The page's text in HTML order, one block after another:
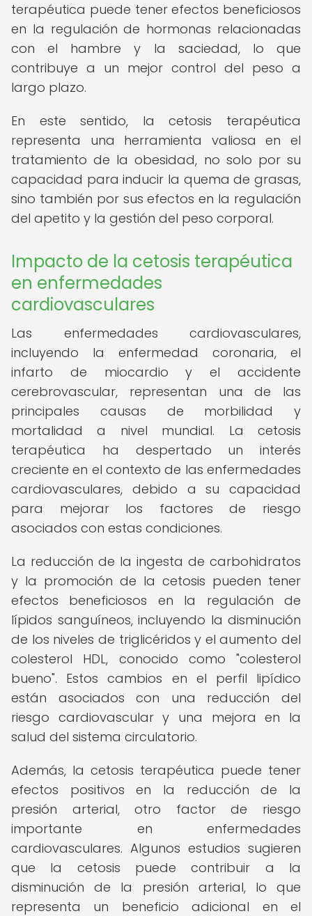
terapéutica puede tener efectos beneficiosos
en la regulación de hormonas relacionadas
con el hambre y la saciedad, lo que
contribuye a un mejor control del peso a
largo plazo.
En este sentido, la cetosis terapéutica
representa una herramienta valiosa en el
tratamiento de la obesidad, no solo por su
capacidad para inducir la quema de grasas,
sino también por sus efectos en la regulación
del apetito y la gestión del peso corporal.
Impacto de la cetosis terapéutica
en enfermedades
cardiovasculares
Las enfermedades cardiovasculares,
incluyendo la enfermedad coronaria, el
infarto de miocardio y el accidente
cerebrovascular, representan una de las
principales causas de morbilidad y
mortalidad a nivel mundial. La cetosis
terapéutica ha despertado un interés
creciente en el contexto de las enfermedades
cardiovasculares, debido a su capacidad
para mejorar los factores de riesgo
asociados con estas condiciones.
La reducción de la ingesta de carbohidratos
y la promoción de la cetosis pueden tener
efectos beneficiosos en la regulación de
lípidos sanguíneos, incluyendo la disminución
de los niveles de triglicéridos y el aumento del
colesterol HDL, conocido como "colesterol
bueno". Estos cambios en el perfil lipídico
están asociados con una reducción del
riesgo cardiovascular y una mejora en la
salud del sistema circulatorio.
Además, la cetosis terapéutica puede tener
efectos positivos en la reducción de la
presión arterial, otro factor de riesgo
importante en enfermedades
cardiovasculares. Algunos estudios sugieren
que la cetosis puede contribuir a la
disminución de la presión arterial, lo que
representa un beneficio adicional en el